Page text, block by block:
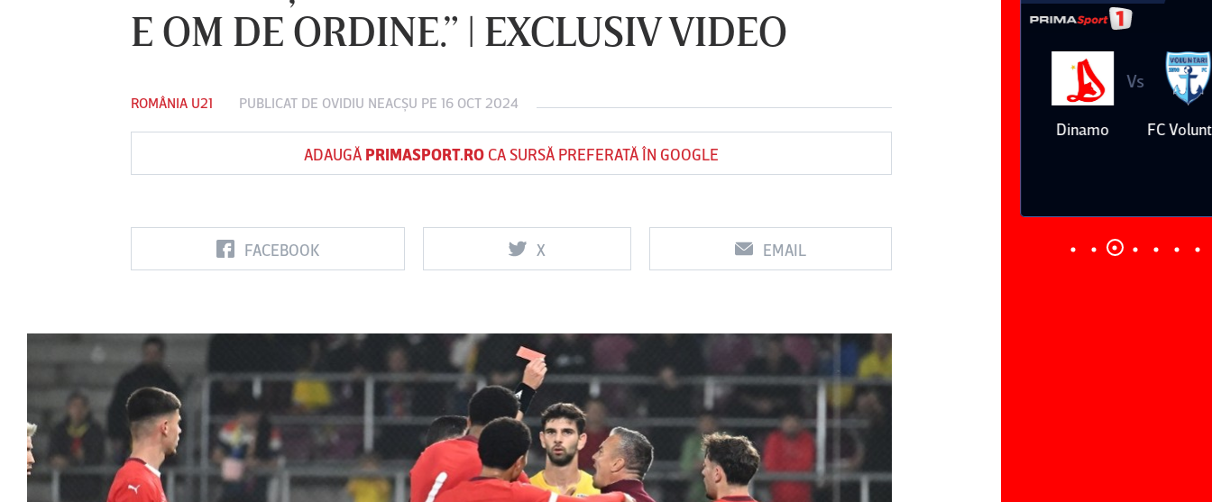
E OM DE ORDINE.” | EXCLUSIV VIDEO
ROMÂNIA U21 PUBLICAT DE OVIDIU NEACŞU PE 16 OCT 2024
ADAUGĂ PRIMASPORT.ROCA SURSĂ PREFERATĂ ÎN GOOGLE
FACEBOOK X EMAIL
FC Botoşani
Corvinul
Sepsi OSK Sf
Gheorghe
FCSB UTA Arad Rapid
Farul
Dinamo
Vs
FC